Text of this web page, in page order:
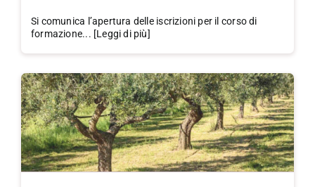
Si comunica l’apertura delle iscrizioni per il corso di
formazione... [Leggi di più]